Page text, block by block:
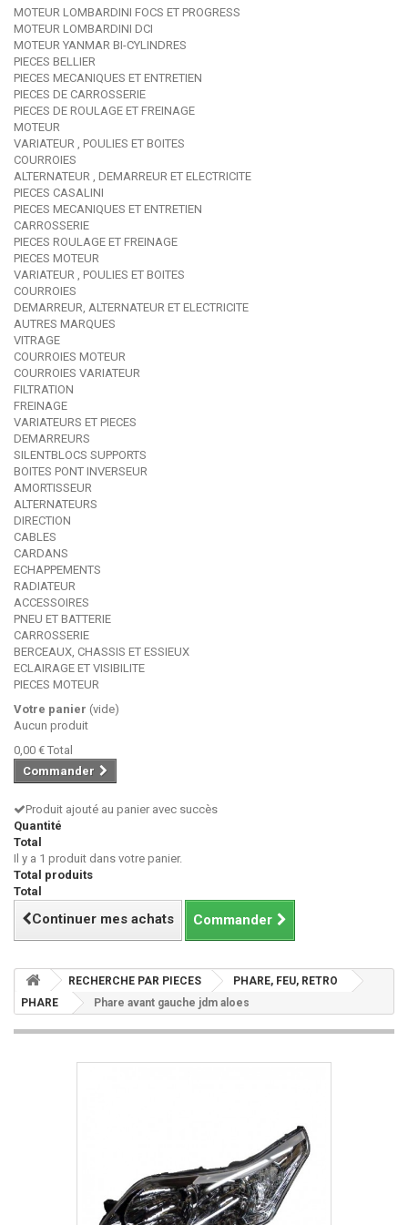
MOTEUR LOMBARDINI FOCS ET PROGRESS
MOTEUR LOMBARDINI DCI
MOTEUR YANMAR BI-CYLINDRES
PIECES BELLIER
PIECES MECANIQUES ET ENTRETIEN
PIECES DE CARROSSERIE
PIECES DE ROULAGE ET FREINAGE
MOTEUR
VARIATEUR , POULIES ET BOITES
COURROIES
ALTERNATEUR , DEMARREUR ET ELECTRICITE
PIECES CASALINI
PIECES MECANIQUES ET ENTRETIEN
CARROSSERIE
PIECES ROULAGE ET FREINAGE
PIECES MOTEUR
VARIATEUR , POULIES ET BOITES
COURROIES
DEMARREUR, ALTERNATEUR ET ELECTRICITE
AUTRES MARQUES
VITRAGE
COURROIES MOTEUR
COURROIES VARIATEUR
FILTRATION
FREINAGE
VARIATEURS ET PIECES
DEMARREURS
SILENTBLOCS SUPPORTS
BOITES PONT INVERSEUR
AMORTISSEUR
ALTERNATEURS
DIRECTION
CABLES
CARDANS
ECHAPPEMENTS
RADIATEUR
ACCESSOIRES
PNEU ET BATTERIE
CARROSSERIE
BERCEAUX, CHASSIS ET ESSIEUX
ECLAIRAGE ET VISIBILITE
PIECES MOTEUR
Votre panier (vide)
Aucun produit
0,00 € Total
Commander
Produit ajouté au panier avec succès
Quantité
Total
Il y a 1 produit dans votre panier.
Total produits
Total
Continuer mes achats Commander
RECHERCHE PAR PIECES
PHARE, FEU, RETRO
PHARE
Phare avant gauche jdm aloes